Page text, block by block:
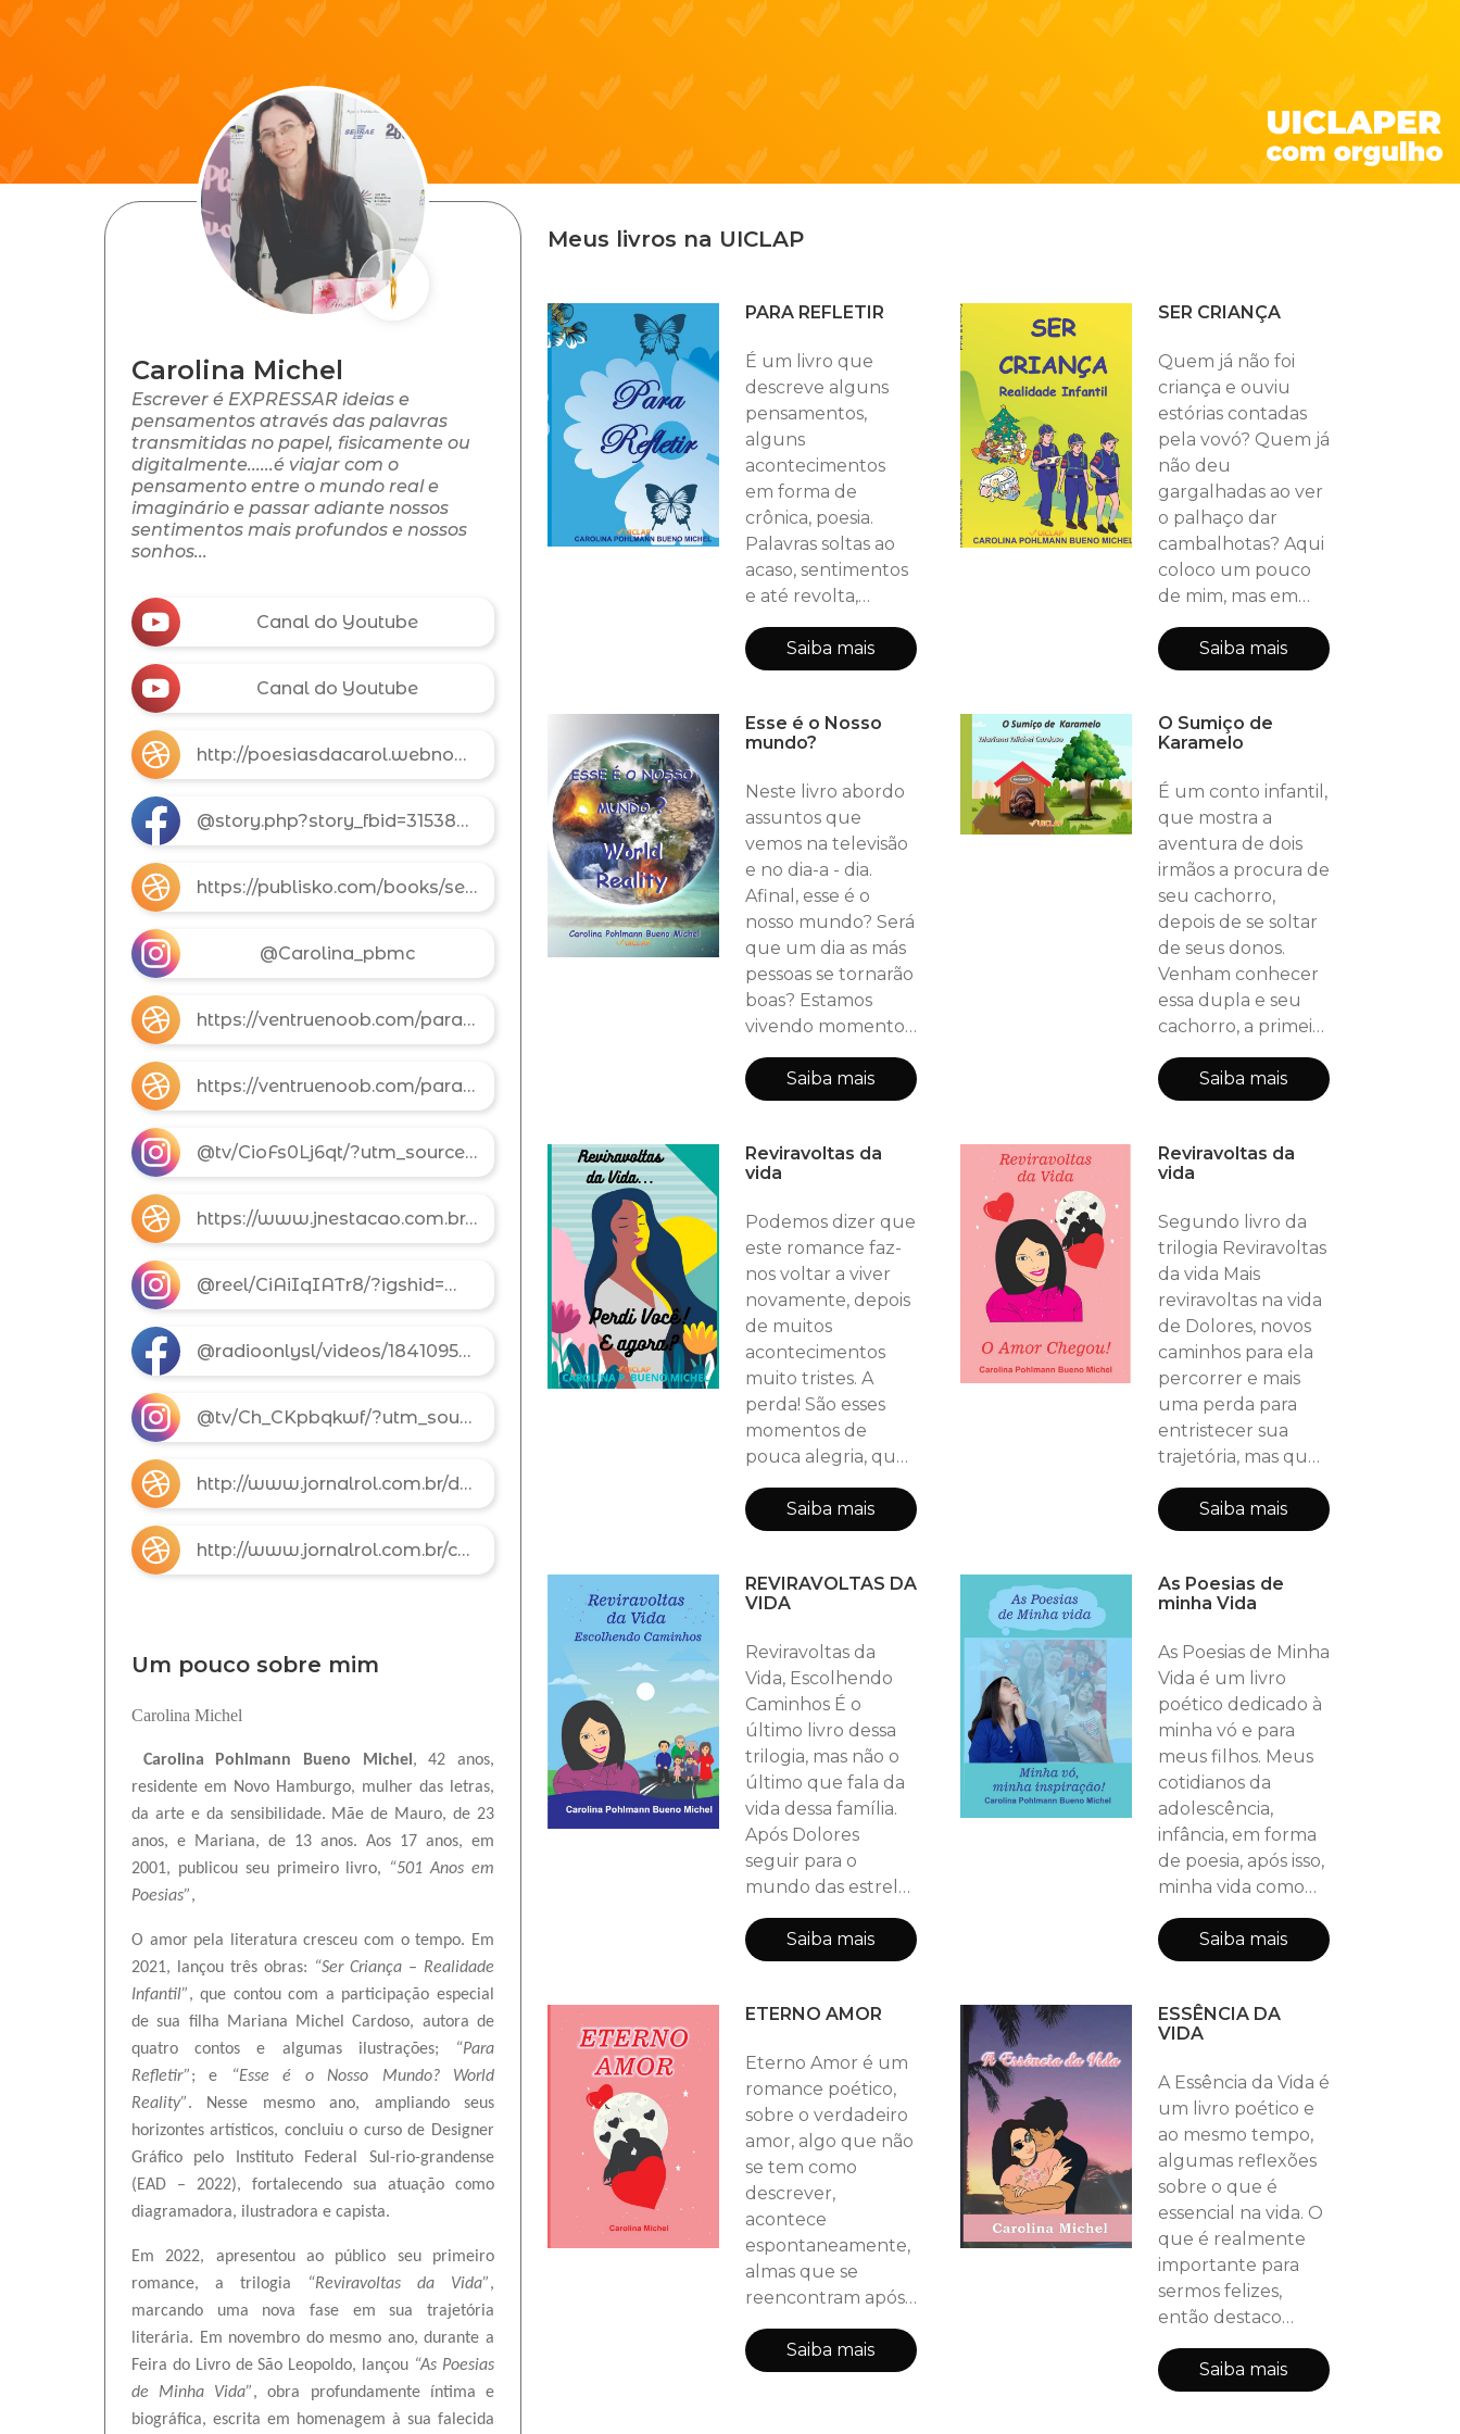
Carolina Michel
Escrever é EXPRESSAR ideias e
pensamentos através das palavras
transmitidas no papel, fisicamente ou
digitalmente......é viajar com o
pensamento entre o mundo real e
imaginário e passar adiante nossos
sentimentos mais profundos e nossos
sonhos...
Canal do Youtube
Canal do Youtube
http://poesiasdacarol.webnode.com/
@story.php?story_fbid=3153876668173237&id=100006528044326&scmts=scwspsdd
https://publisko.com/books/ser-crianca--realidade-infantil-26886/
@Carolina_pbmc
https://ventruenoob.com/para-refletir-carolina-pohlmann-bueno-michel/
https://ventruenoob.com/para-refletir-carolina-pohlmann-bueno-michel/
@tv/CioFs0Lj6qt/?utm_source=ig_web_button_share_sheet
https://www.jnestacao.com.br/noticia_ver.php?news=1374
@reel/CiAiIqIATr8/?igshid=MDJmNzVkMjY=
@radioonlysl/videos/1841095822936556/
@tv/Ch_CKpbqkwf/?utm_source=ig_web_button_share_sheet
http://www.jornalrol.com.br/de-sao-leopoldo-rs-para-o-rol-as-letras-poeticas-de-carolina-michel/
http://www.jornalrol.com.br/carolina-michel-perder-ou-ganhar/
Um pouco sobre mim
Carolina Michel
Carolina Pohlmann Bueno Michel , 42 anos,
residente em Novo Hamburgo, mulher das letras,
da arte e da sensibilidade. Mãe de Mauro, de 23
anos, e Mariana, de 13 anos. Aos 17 anos, em
2001, publicou seu primeiro livro,
“501 Anos em
Poesias”,
O amor pela literatura cresceu com o tempo. Em
2021, lançou três obras: “Ser Criança – Realidade
Infantil”, que contou com a participação especial
de sua filha Mariana Michel Cardoso, autora de
quatro contos e algumas ilustrações;
“Para
Refletir”; e
“Esse é o Nosso Mundo? World
Reality”. Nesse mesmo ano, ampliando seus
horizontes artísticos, concluiu o curso de Designer
Gráfico pelo Instituto Federal Sul-rio-grandense
(EAD – 2022), fortalecendo sua atuação como
diagramadora, ilustradora e capista.
Em 2022, apresentou ao público seu primeiro
romance, a trilogia
“Reviravoltas da Vida”,
marcando uma nova fase em sua trajetória
literária. Em novembro do mesmo ano, durante a
Feira do Livro de São Leopoldo, lançou “As Poesias
de Minha Vida”, obra profundamente íntima e
biográfica, escrita em homenagem à sua falecida
Meus livros na UICLAP
PARA REFLETIR
É um livro que
descreve alguns
pensamentos,
alguns
acontecimentos
em forma de
crônica, poesia.
Palavras soltas ao
acaso, sentimentos
e até revolta,
dentre os vários
caminhos que
segue a vida...
Saiba mais
SER CRIANÇA
Quem já não foi
criança e ouviu
estórias contadas
pela vovó? Quem já
não deu
gargalhadas ao ver
o palhaço dar
cambalhotas? Aqui
coloco um pouco
de mim, mas em
alguma parte
encontrarão um
pouco de si. Neste
encontrará um
pouco de cada
coisa boa da
infância e também
o que está
acontecendo com
as nossa crianças,
portanto leia e
pense no que
éramos e o que
somos... Para
finalizar, n
Saiba mais
Esse é o Nosso
mundo?
Neste livro abordo
assuntos que
vemos na televisão
e no dia-a - dia.
Afinal, esse é o
nosso mundo? Será
que um dia as más
pessoas se tornarão
boas? Estamos
vivendo momentos
de tensão, de
stress, pois não
temos trabalhado
melhor, poucos
estão fazendo o
bem. Essa
pandemia pegou a
população de jeito.
Falta de emprego,
falta de alimento,
falta de vontade de
quem poderia
ajudar a humanid
Saiba mais
O Sumiço de
Karamelo
É um conto infantil,
que mostra a
aventura de dois
irmãos a procura de
seu cachorro,
depois de se soltar
de seus donos.
Venham conhecer
essa dupla e seu
cachorro, a primeira
dentre várias
aventuras e
peripécias desses
Verão onde esse
pequeno
cachorrinho de
estimação foi parar,
onde? Leiam e
descobrirão....Um
dos contos feitos
por Mariana Michel
Cardoso, na aula de
produção textu
Saiba mais
Reviravoltas da
vida
Podemos dizer que
este romance faz-
nos voltar a viver
novamente, depois
de muitos
acontecimentos
muito tristes. A
perda! São esses
momentos de
pouca alegria, que
fará a personagem
principal a acreditar
na vida novamente,
mesma. Creio que
as nossas vidas
também tem suas
reviravoltas,
podemos chorar e
de repente voltar a
sorrir, perder
alguém, mas de
repente nasce
alguém, acreditar
Saiba mais
Reviravoltas da
vida
Segundo livro da
trilogia Reviravoltas
da vida Mais
reviravoltas na vida
de Dolores, novos
caminhos para ela
percorrer e mais
uma perda para
entristecer sua
trajetória, mas que
marcará por um
grande e marcante
acontecimento,
acreditar no amor.
Incentivando sua
família, ensinando
sobre a arte de
viver, de ter
empatia com o ser
humano, confiança
em si mesma e
erguer a cabeça,
voltar a sor
Saiba mais
REVIRAVOLTAS DA
VIDA
Reviravoltas da
Vida, Escolhendo
Caminhos É o
último livro dessa
trilogia, mas não o
último que fala da
vida dessa família.
Após Dolores
seguir para o
mundo das estrelas
lá no céu. Seus
herdeiros seguem
seus conselhos,
perdas, aproveitam
da vida, colocando
em prática aquilo
que Dolores deixou
para seus filhos e
netos, junto com
seu eterno Amor
Mauro, seguindo o
Saiba mais
As Poesias de
minha Vida
As Poesias de Minha
Vida é um livro
poético dedicado à
minha vó e para
meus filhos. Meus
cotidianos da
adolescência,
infância, em forma
de poesia, após isso,
minha vida como
mãe. Momentos
que foram
significativos para
Muitos tropeços,
muitas alegrias, e
muita
descontração...
Venham conhecer
e desbravar o
mundo visto por
outros ângulos, a
importância de
poder contar com
alguém,
Saiba mais
ETERNO AMOR
Eterno Amor é um
romance poético,
sobre o verdadeiro
amor, algo que não
se tem como
descrever,
acontece
espontaneamente,
almas que se
reencontram após
vidas distantes,
sentimentos
intensos que unem
Saiba mais
ESSÊNCIA DA
VIDA
A Essência da Vida é
um livro poético e
ao mesmo tempo,
algumas reflexões
sobre o que é
essencial na vida. O
que é realmente
importante para
sermos felizes,
então destaco
neste livro o Amor,
sentimento
indispensável, sem
Saiba mais